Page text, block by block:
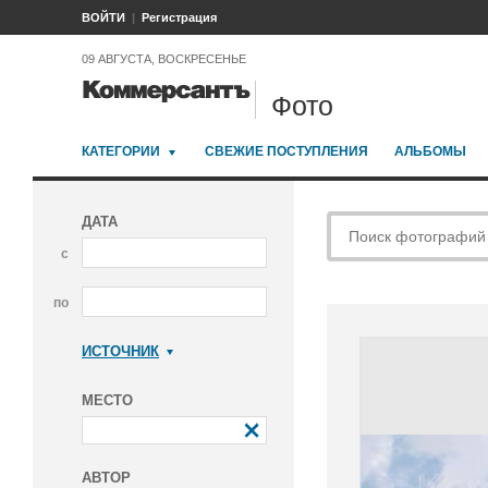
ВОЙТИ Регистрация
09 АВГУСТА, ВОСКРЕСЕНЬЕ
Фото
КАТЕГОРИИ СВЕЖИЕ ПОСТУПЛЕНИЯ АЛЬБОМЫ
ДАТА
с
по
ИСТОЧНИК
МЕСТО
АВТОР